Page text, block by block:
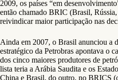
2009, os países “em
então chamado BRIC (Brasil,
reivindicar maior participação nas
Ainda em 2007, o Brasil anunciou a
estratégico da Petrobras apontava o
dos cinco maiores produtores de
lista teria a Arábia Saudita e os
China e Brasil, do outro, no BRICS